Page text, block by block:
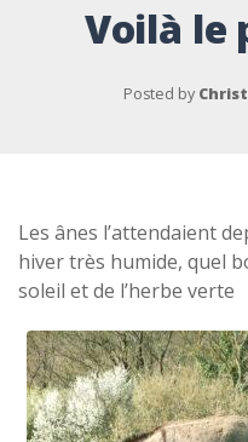
Voilà le
Posted by
Les ânes l’attendaient
hiver très humide, quel
soleil et de l’herbe verte